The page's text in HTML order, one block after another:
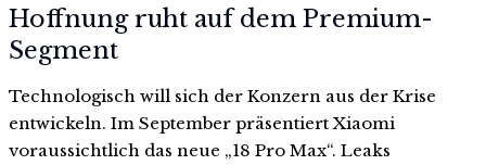
Hoffnung ruht auf dem Premium-
Segment
Technologisch will sich der Konzern aus der Krise
entwickeln. Im September präsentiert Xiaomi
voraussichtlich das neue „18 Pro Max“. Leaks